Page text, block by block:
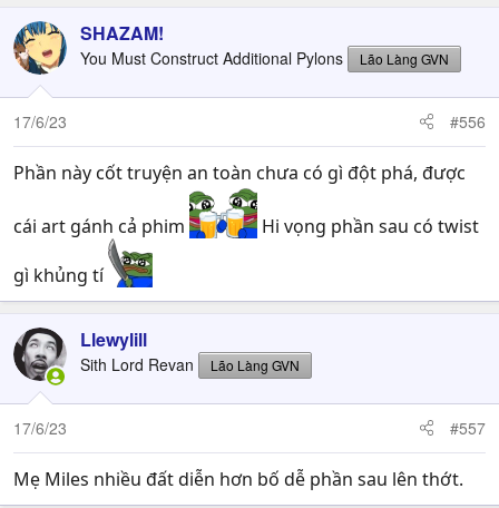
SHAZAM!
You Must Construct Additional Pylons Lão Làng GVN
17/6/23 #556
Phần này cốt truyện an toàn chưa có gì đột phá, được
cái art gánh cả phim
Hi vọng phần sau có twist
gì khủng tí
Llewylill
Sith Lord Revan Lão Làng GVN
17/6/23 #557
Mẹ Miles nhiều đất diễn hơn bố dễ phần sau lên thớt.